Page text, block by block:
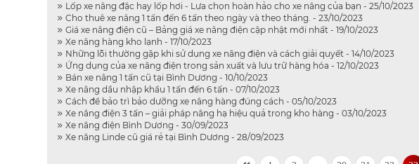
Lốp xe nâng đặc hay lốp hơi - Lựa chọn hoàn hảo cho xe nâng của bạn - 25/10/2023
Cho thuê xe nâng 1 tấn đến 6 tấn theo ngày và theo tháng. - 23/10/2023
Giá xe nâng điện cũ – Bảng giá xe nâng điện cập nhật mới nhất - 19/10/2023
Xe nâng hàng kho lạnh - 17/10/2023
Những lỗi thường gặp khi sử dụng xe nâng điện và cách giải quyết - 14/10/2023
Ứng dụng của xe nâng điện trong sản xuất và lưu trữ hàng hóa - 12/10/2023
Bán xe nâng 1 tấn cũ tại Bình Dương - 10/10/2023
Xe nâng dầu nhập khẩu 1 tấn đến 6 tấn - 07/10/2023
Cách để bảo trì bảo dưỡng xe nâng hàng đúng cách - 05/10/2023
Xe nâng điện 3 tấn – giải pháp nâng hạ hiệu quả trong kho hàng - 03/10/2023
Xe nâng điện Bình Dương - 30/09/2023
Xe nâng Linde cũ giá rẻ tại Bình Dương - 28/09/2023